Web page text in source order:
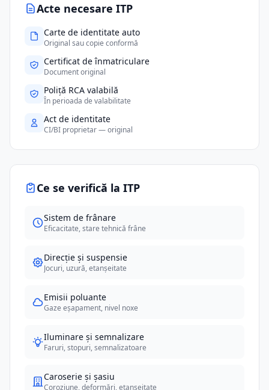
Acte necesare ITP
Carte de identitate auto
Original sau copie conformă
Certificat de înmatriculare
Document original
Poliță RCA valabilă
În perioada de valabilitate
Act de identitate
CI/BI proprietar — original
Ce se verifică la ITP
Sistem de frânare
Eficacitate, stare tehnică frâne
Direcție și suspensie
Jocuri, uzură, etanșeitate
Emisii poluante
Gaze eșapament, nivel noxe
Iluminare și semnalizare
Faruri, stopuri, semnalizatoare
Caroserie și șasiu
Coroziune, deformări, etanșeitate